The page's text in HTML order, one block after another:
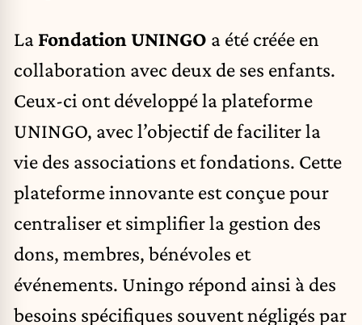
La Fondation UNINGO a été créée en
collaboration avec deux de ses enfants.
Ceux-ci ont développé la plateforme
UNINGO, avec l’objectif de faciliter la
vie des associations et fondations. Cette
plateforme innovante est conçue pour
centraliser et simplifier la gestion des
dons, membres, bénévoles et
événements. Uningo répond ainsi à des
besoins spécifiques souvent négligés par